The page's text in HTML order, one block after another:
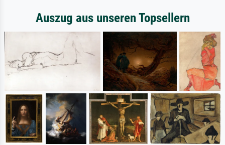
Auszug aus unseren Topsellern